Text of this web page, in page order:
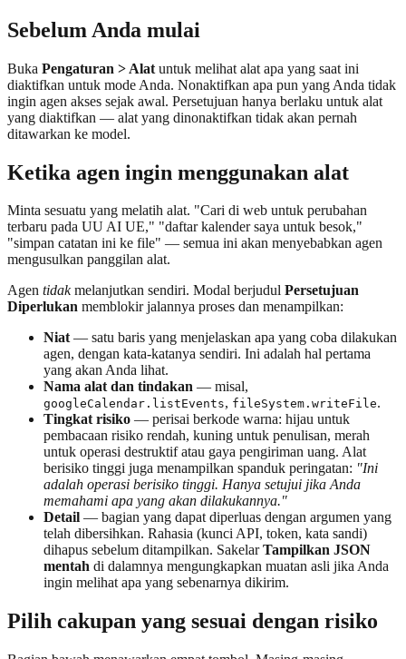
Sebelum Anda mulai
Buka Pengaturan > Alat untuk melihat alat apa yang saat ini
diaktifkan untuk mode Anda. Nonaktifkan apa pun yang Anda tidak
ingin agen akses sejak awal. Persetujuan hanya berlaku untuk alat
yang diaktifkan — alat yang dinonaktifkan tidak akan pernah
ditawarkan ke model.
Ketika agen ingin menggunakan alat
Minta sesuatu yang melatih alat. "Cari di web untuk perubahan
terbaru pada UU AI UE," "daftar kalender saya untuk besok,"
"simpan catatan ini ke file" — semua ini akan menyebabkan agen
mengusulkan panggilan alat.
Agen tidakmelanjutkan sendiri. Modal berjudul Persetujuan
Diperlukan memblokir jalannya proses dan menampilkan:
Niat— satu baris yang menjelaskan apa yang coba dilakukan
agen, dengan kata-katanya sendiri. Ini adalah hal pertama
yang akan Anda lihat.
Nama alat dan tindakan — misal,
googleCalendar.listEvents, fileSystem.writeFile.
Tingkat risiko — perisai berkode warna: hijau untuk
pembacaan risiko rendah, kuning untuk penulisan, merah
untuk operasi destruktif atau gaya pengiriman uang. Alat
berisiko tinggi juga menampilkan spanduk peringatan: "Ini
adalah operasi berisiko tinggi. Hanya setujui jika Anda
memahami apa yang akan dilakukannya."
Detail — bagian yang dapat diperluas dengan argumen yang
telah dibersihkan. Rahasia (kunci API, token, kata sandi)
dihapus sebelum ditampilkan. SakelarTampilkan JSON
mentah di dalamnya mengungkapkan muatan asli jika Anda
ingin melihat apa yang sebenarnya dikirim.
Pilih cakupan yang sesuai dengan risiko